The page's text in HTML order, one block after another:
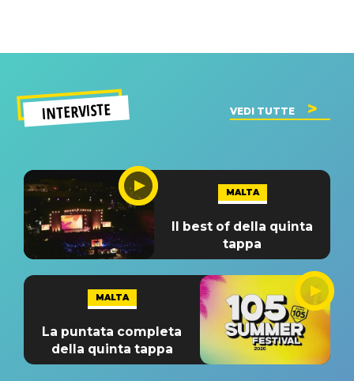
INTERVISTE VEDI TUTTE
MALTA
Il best of della quinta
tappa
MALTA
La puntata completa
della quinta tappa